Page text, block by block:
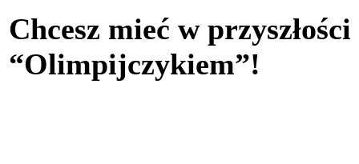
Chcesz mieć w
“Olimpijczykiem”!